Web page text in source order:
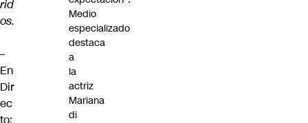
rid
os.
–
En
Dir
ec
to:
Medio
especializado
destaca
a
la
actriz
Mariana
di